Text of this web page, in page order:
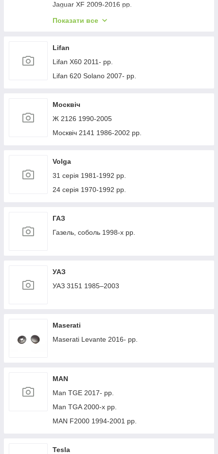
Jaguar XF 2009-2016 рр.
Jaguar XF 2016- рр.
Jaguar XJ 2010-хв.
Показати все
Lifan
Lifan X60 2011- рр.
Lifan 620 Solano 2007- рр.
Москвіч
Ж 2126 1990-2005
Москвіч 2141 1986-2002 рр.
Volga
31 серія 1981-1992 рр.
24 серія 1970-1992 рр.
ГАЗ
Газель, соболь 1998-х рр.
УАЗ
УАЗ 3151 1985–2003
Maserati
Maserati Levante 2016- рр.
MAN
Man TGE 2017- рр.
Man TGA 2000-х рр.
MAN F2000 1994-2001 рр.
Tesla